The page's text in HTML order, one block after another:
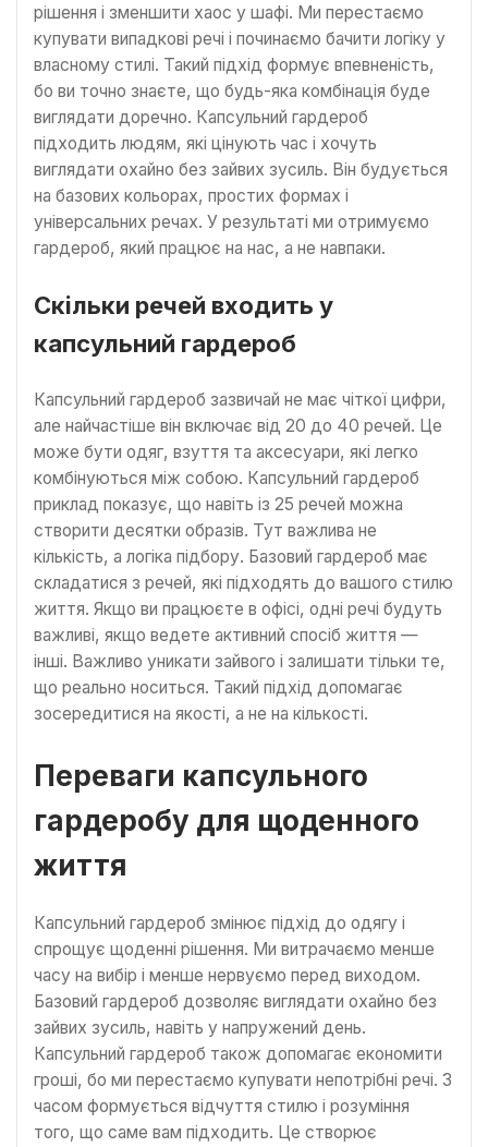
рішення і зменшити хаос у шафі. Ми перестаємо
купувати випадкові речі і починаємо бачити логіку у
власному стилі. Такий підхід формує впевненість,
бо ви точно знаєте, що будь-яка комбінація буде
виглядати доречно. Капсульний гардероб
підходить людям, які цінують час і хочуть
виглядати охайно без зайвих зусиль. Він будується
на базових кольорах, простих формах і
універсальних речах. У результаті ми отримуємо
гардероб, який працює на нас, а не навпаки.
Скільки речей входить у
капсульний гардероб
Капсульний гардероб зазвичай не має чіткої цифри,
але найчастіше він включає від 20 до 40 речей. Це
може бути одяг, взуття та аксесуари, які легко
комбінуються між собою. Капсульний гардероб
приклад показує, що навіть із 25 речей можна
створити десятки образів. Тут важлива не
кількість, а логіка підбору. Базовий гардероб має
складатися з речей, які підходять до вашого стилю
життя. Якщо ви працюєте в офісі, одні речі будуть
важливі, якщо ведете активний спосіб життя —
інші. Важливо уникати зайвого і залишати тільки те,
що реально носиться. Такий підхід допомагає
зосередитися на якості, а не на кількості.
Переваги капсульного
гардеробу для щоденного
життя
Капсульний гардероб змінює підхід до одягу і
спрощує щоденні рішення. Ми витрачаємо менше
часу на вибір і менше нервуємо перед виходом.
Базовий гардероб дозволяє виглядати охайно без
зайвих зусиль, навіть у напружений день.
Капсульний гардероб також допомагає економити
гроші, бо ми перестаємо купувати непотрібні речі. З
часом формується відчуття стилю і розуміння
того, що саме вам підходить. Це створює